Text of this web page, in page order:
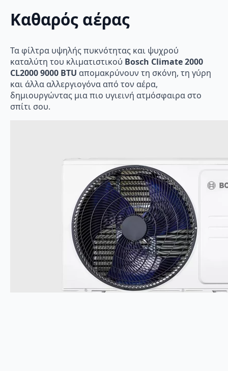
Καθαρός αέρας
Τα φίλτρα υψηλής πυκνότητας και ψυχρού
καταλύτη του κλιματιστικού Bosch Climate 2000
CL2000 9000 BTU απομακρύνουν τη σκόνη, τη γύρη
και άλλα αλλεργιογόνα από τον αέρα,
δημιουργώντας μια πιο υγιεινή ατμόσφαιρα στο
σπίτι σου.